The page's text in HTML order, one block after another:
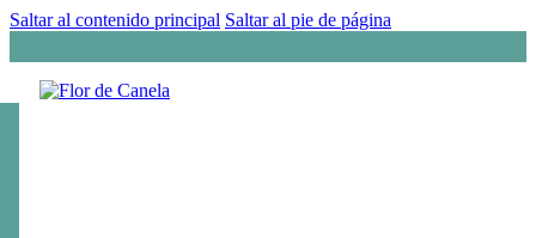
Saltar al contenido principal Saltar al pie de página